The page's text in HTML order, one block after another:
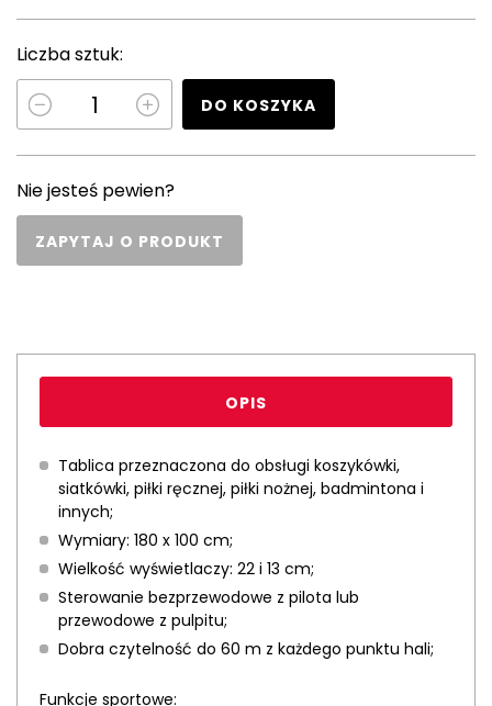
Liczba sztuk:
DO KOSZYKA
Nie jesteś pewien?
ZAPYTAJ O PRODUKT
OPIS
Tablica przeznaczona do obsługi koszykówki,
siatkówki, piłki ręcznej, piłki nożnej, badmintona i
innych;
Wymiary: 180 x 100 cm;
Wielkość wyświetlaczy: 22 i 13 cm;
Sterowanie bezprzewodowe z pilota lub
przewodowe z pulpitu;
Dobra czytelność do 60 m z każdego punktu hali;
Funkcje sportowe: